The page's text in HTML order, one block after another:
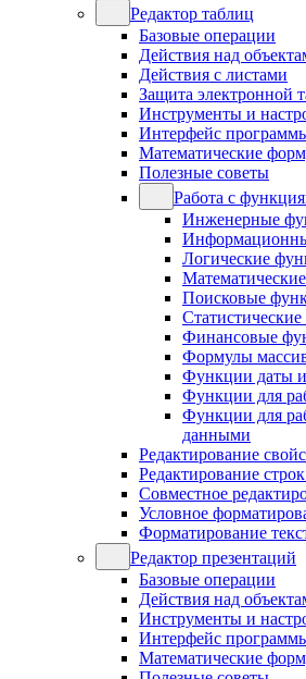
Редактор таблиц
Базовые операции
Действия над
Действия с листами
Защита электронной
Инструменты и
Интерфейс
Математические
Полезные советы
Работа с
Инженерные
Логические
Поисковые
Финансовые
Формулы
Функции даты
Функции для
Функции для
данными
Редактирование
Редактирование
Совместное
Условное
Форматирование
Редактор презентаций
Базовые операции
Действия над
Инструменты и
Интерфейс
Математические